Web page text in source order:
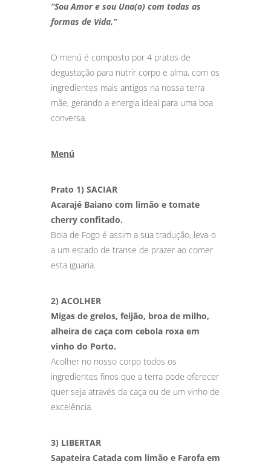
“Sou Amor e sou Una(o) com todas as
formas de Vida.”
O menú é composto por 4 pratos de
degustação para nutrir corpo e alma, com os
ingredientes mais antigos na nossa terra
mãe, gerando a energia ideal para uma boa
conversa.
Menú
Prato 1) SACIAR
Acarajé Baiano com limão e tomate
cherry confitado.
Bola de Fogo é assim a sua tradução, leva-o
a um estado de transe de prazer ao comer
esta iguaria.
2) ACOLHER
Migas de grelos, feijão, broa de milho,
alheira de caça com cebola roxa em
vinho do Porto.
Acolher no nosso corpo todos os
ingredientes finos que a terra pode oferecer
quer seja através da caça ou de um vinho de
excelência.
3) LIBERTAR
Sapateira Catada com limão e Farofa em